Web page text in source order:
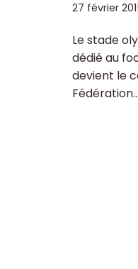
27 février
Le stade
dédié au
devient le
Fédération…